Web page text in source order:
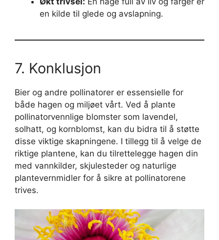
en kilde til glede og avslapning.
7. Konklusjon
Bier og andre pollinatorer er essensielle for
både hagen og miljøet vårt. Ved å plante
pollinatorvennlige blomster som lavendel,
solhatt, og kornblomst, kan du bidra til å støtte
disse viktige skapningene. I tillegg til å velge de
riktige plantene, kan du tilrettelegge hagen din
med vannkilder, skjulesteder og naturlige
plantevernmidler for å sikre at pollinatorene
trives.